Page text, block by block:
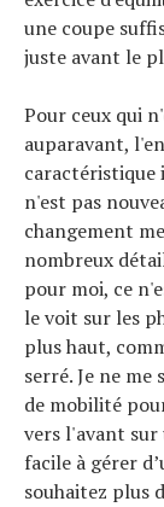
une coupe
juste avant le
Pour ceux qui
auparavant,
caractéristique
n'est pas
changement
nombreux
pour moi, ce
le voit sur les
plus haut,
serré. Je ne
de mobilité
vers l'avant sur
facile à gérer
souhaitez plus